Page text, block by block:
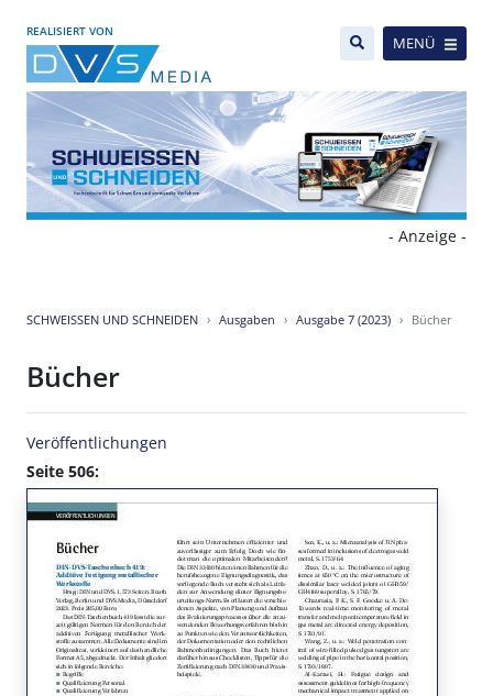
REALISIERT VON
MENÜ
- Anzeige -
SCHWEISSEN UND SCHNEIDEN Ausgaben Ausgabe 7 (2023) Bücher
Bücher
Veröffentlichungen
Seite 506: